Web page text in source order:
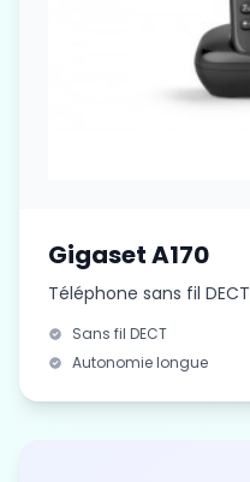
Gigaset A170
Téléphone sans fil DECT
Sans fil DECT
Autonomie longue